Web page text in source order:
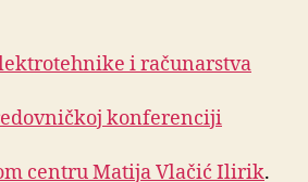
i računarstva
konferenciji
centru Matija Vlačić Ilirik.